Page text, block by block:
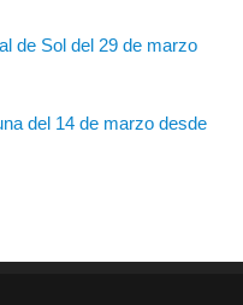
de Sol del 29 de marzo
del 14 de marzo desde